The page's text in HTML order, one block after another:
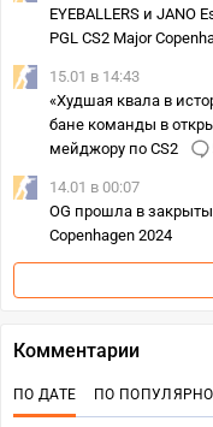
EYEBALLERS и
PGL CS2 Major
15.01 в 14:43
«Худшая квала в
бане команды в
мейджору по CS2
14.01 в 00:07
OG прошла в
Copenhagen 2024
Комментарии
ПО ДАТЕ ПО